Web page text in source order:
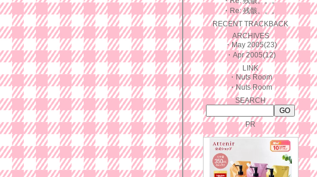
・ Re: 残骸。。。
RECENT TRACKBACK
ARCHIVES
・May 2005(23)
・ Apr 2005(12)
LINK
・ Nuts Room
・Nuts Room
SEARCH
PR